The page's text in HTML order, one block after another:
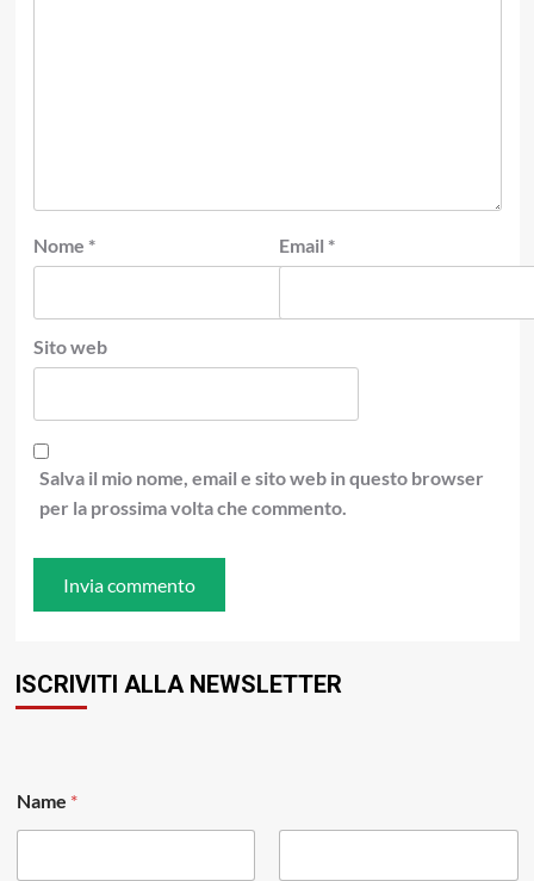
Nome * Email *
Sito web
Salva il mio nome, email e sito web in questo browser
per la prossima volta che commento.
ISCRIVITI ALLA NEWSLETTER
Name *